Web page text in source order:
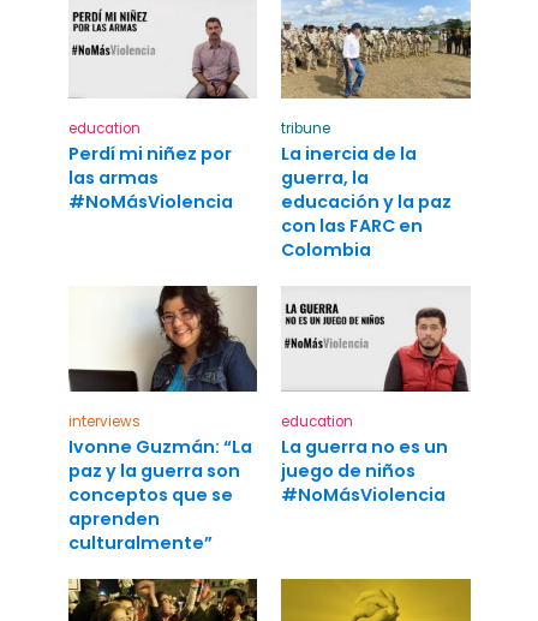
education
Perdí mi niñez por
las armas
#NoMásViolencia
tribune
La inercia de la
guerra, la
educación y la paz
con las FARC en
Colombia
interviews
Ivonne Guzmán: “La
paz y la guerra son
conceptos que se
aprenden
culturalmente”
education
La guerra no es un
juego de niños
#NoMásViolencia